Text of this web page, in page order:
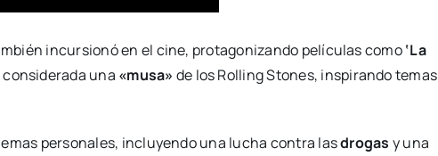
incursionó en el cine, protagonizando películas como‘La
considerada una «musa» de los Rolling Stones, inspirando temas
personales, incluyendo una lucha contra lasdrogas y una